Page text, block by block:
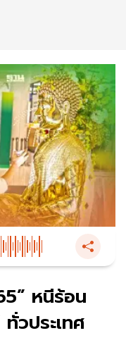
หนีร้อน
วประเทศ